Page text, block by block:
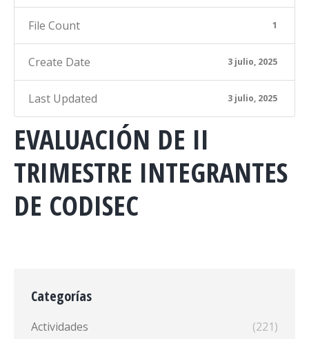
File Count 1
Create Date 3 julio, 2025
Last Updated 3 julio, 2025
EVALUACIÓN DE II
TRIMESTRE INTEGRANTES
DE CODISEC
Categorías
Actividades
(221)